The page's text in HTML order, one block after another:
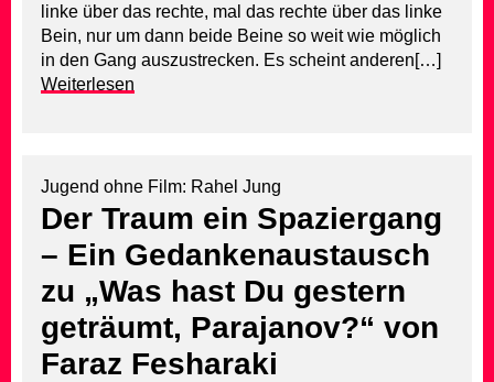
linke über das rechte, mal das rechte über das linke
Bein, nur um dann beide Beine so weit wie möglich
in den Gang auszustrecken. Es scheint anderen[…]
Weiterlesen
Jugend ohne Film: Rahel Jung
Der Traum ein Spaziergang
– Ein Gedankenaustausch
zu „Was hast Du gestern
geträumt, Parajanov?“ von
Faraz Fesharaki